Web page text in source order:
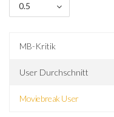
0.5
MB-Kritik
User Durchschnitt
Moviebreak User